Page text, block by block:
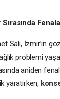
Sırasında
Sali, İzmir’in
problemi
aniden
yaratırken,